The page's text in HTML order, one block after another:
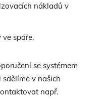
nákladů v
spáře.
se systémem
v našich
např.